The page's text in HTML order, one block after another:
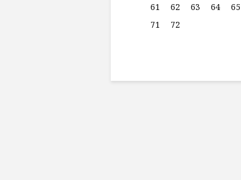
61
62 63 64 65
71
72